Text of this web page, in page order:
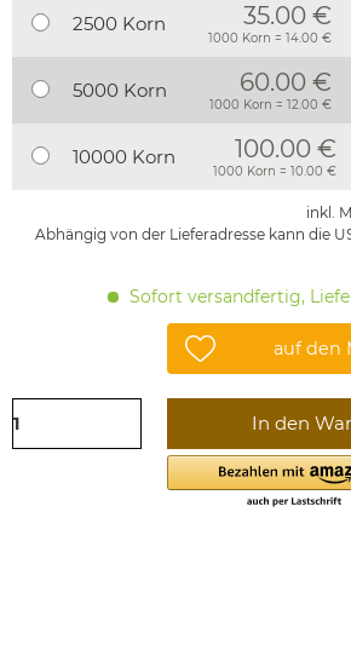
2500 Korn 35.00 €
1000 Korn = 14.00 €
5000 Korn 60.00 €
1000 Korn = 12.00 €
10000 Korn 100.00 €
1000 Korn = 10.00 €
inkl.
Abhängig von der Lieferadresse kann die
Sofort versandfertig,
auf den
In den